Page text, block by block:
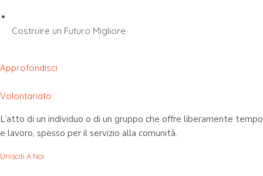
Costruire un Futuro Migliore
Approfondisci
Volontariato
L’atto di un individuo o di un gruppo che offre liberamente tempo
e lavoro, spesso per il servizio alla comunità.
Unisciti A Noi